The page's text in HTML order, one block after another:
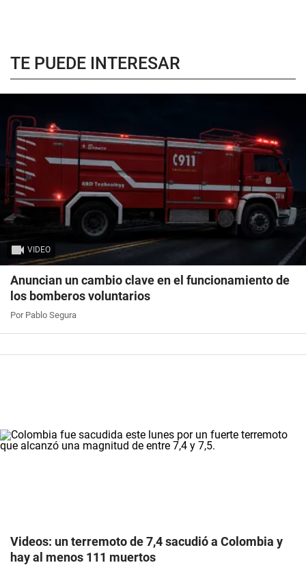
TE PUEDE INTERESAR
VIDEO
Anuncian un cambio clave en el funcionamiento de
los bomberos voluntarios
Por Pablo Segura
Videos: un terremoto de 7,4 sacudió a Colombia y
hay al menos 111 muertos